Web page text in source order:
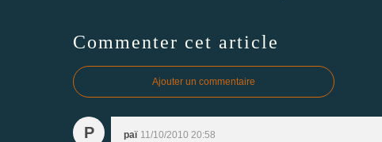
Commenter cet article
Ajouter un commentaire
P paï 11/10/2010 20:58